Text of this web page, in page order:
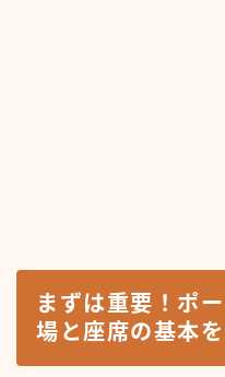
まずは重要！ポ
場と座席の基本を